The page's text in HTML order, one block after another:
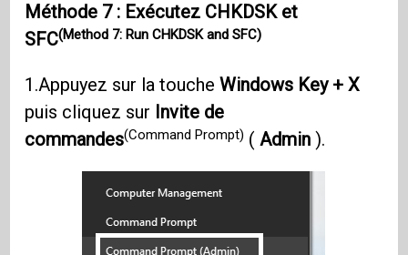
Méthode 7 : Exécutez CHKDSK et
SFC(Method 7: Run CHKDSK and SFC)
1.Appuyez sur la toucheWindows Key + X
puis cliquez sur Invite de
commandes(Command Prompt) (Admin ).